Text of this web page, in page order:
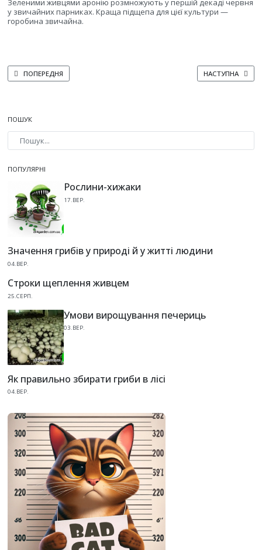
Зеленими живцями аронію розмножують у першій декаді червня
у звичайних парниках. Краща підщепа для цієї культури —
горобина звичайна.
ПОПЕРЕДНЯ СТАТТЯ: КИЗИЛ
ПОПЕРЕДНЯ НАСТУПНА
НАСТУПНА
ПОШУК
ПОПУЛЯРНІ
Рослини-хижаки
17.ВЕР.
Значення грибів у природі й у житті людини
04.ВЕР.
Строки щеплення живцем
25.СЕРП.
Умови вирощування печериць
03.ВЕР.
Як правильно збирати гриби в лісі
04.ВЕР.